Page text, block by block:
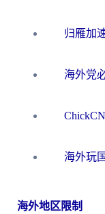
海外地区限制